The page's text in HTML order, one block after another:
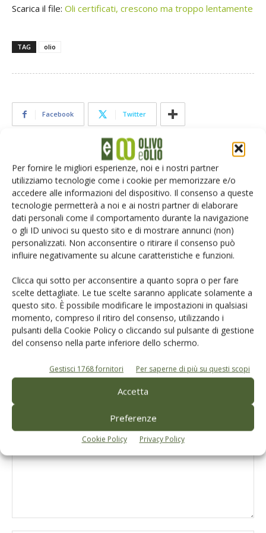
Per fornire le migliori esperienze, noi e i nostri partner
utilizziamo tecnologie come i cookie per memorizzare e/o
accedere alle informazioni del dispositivo. Il consenso a queste
tecnologie permetterà a noi e ai nostri partner di elaborare
dati personali come il comportamento durante la navigazione
o gli ID univoci su questo sito e di mostrare annunci (non)
personalizzati. Non acconsentire o ritirare il consenso può
influire negativamente su alcune caratteristiche e funzioni.
Clicca qui sotto per acconsentire a quanto sopra o per fare
scelte dettagliate. Le tue scelte saranno applicate solamente a
questo sito. È possibile modificare le impostazioni in qualsiasi
momento, compreso il ritiro del consenso, utilizzando i
pulsanti della Cookie Policy o cliccando sul pulsante di gestione
del consenso nella parte inferiore dello schermo.
Gestisci 1768 fornitori Per saperne di più su questi scopi
Accetta
Preferenze
Cookie Policy Privacy Policy
Scarica il file: Oli certificati, crescono ma troppo lentamente
TAG olio
Facebook Twitter
contenuto sponsorizzato
Dal frantoio alla vendita, l’oleificio a
portata di clic
Il caldo anticipa la raccolta delle olive.
Produzione in calo del 22%
Filtro Evo, da Aeb il sistema di
filtrazione di profondità per un olio evo
eccellente
LASCIA UN COMMENTO